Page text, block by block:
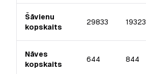
Šāvienu
kopskaits
29833 19323
Nāves
kopskaits
644 844